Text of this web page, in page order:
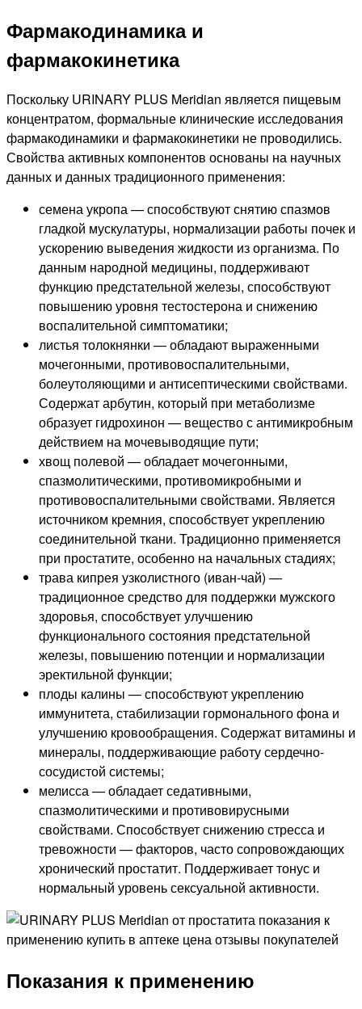
Фармакодинамика и
фармакокинетика
Поскольку URINARY PLUS Meridian является пищевым
концентратом, формальные клинические исследования
фармакодинамики и фармакокинетики не проводились.
Свойства активных компонентов основаны на научных
данных и данных традиционного применения:
семена укропа — способствуют снятию спазмов
гладкой мускулатуры, нормализации работы почек и
ускорению выведения жидкости из организма. По
данным народной медицины, поддерживают
функцию предстательной железы, способствуют
повышению уровня тестостерона и снижению
воспалительной симптоматики;
листья толокнянки — обладают выраженными
мочегонными, противовоспалительными,
болеутоляющими и антисептическими свойствами.
Содержат арбутин, который при метаболизме
образует гидрохинон — вещество с антимикробным
действием на мочевыводящие пути;
хвощ полевой — обладает мочегонными,
спазмолитическими, противомикробными и
противовоспалительными свойствами. Является
источником кремния, способствует укреплению
соединительной ткани. Традиционно применяется
при простатите, особенно на начальных стадиях;
трава кипрея узколистного (иван-чай) —
традиционное средство для поддержки мужского
здоровья, способствует улучшению
функционального состояния предстательной
железы, повышению потенции и нормализации
эректильной функции;
плоды калины — способствуют укреплению
иммунитета, стабилизации гормонального фона и
улучшению кровообращения. Содержат витамины и
минералы, поддерживающие работу сердечно-
сосудистой системы;
мелисса — обладает седативными,
спазмолитическими и противовирусными
свойствами. Способствует снижению стресса и
тревожности — факторов, часто сопровождающих
хронический простатит. Поддерживает тонус и
нормальный уровень сексуальной активности.
Показания к применению